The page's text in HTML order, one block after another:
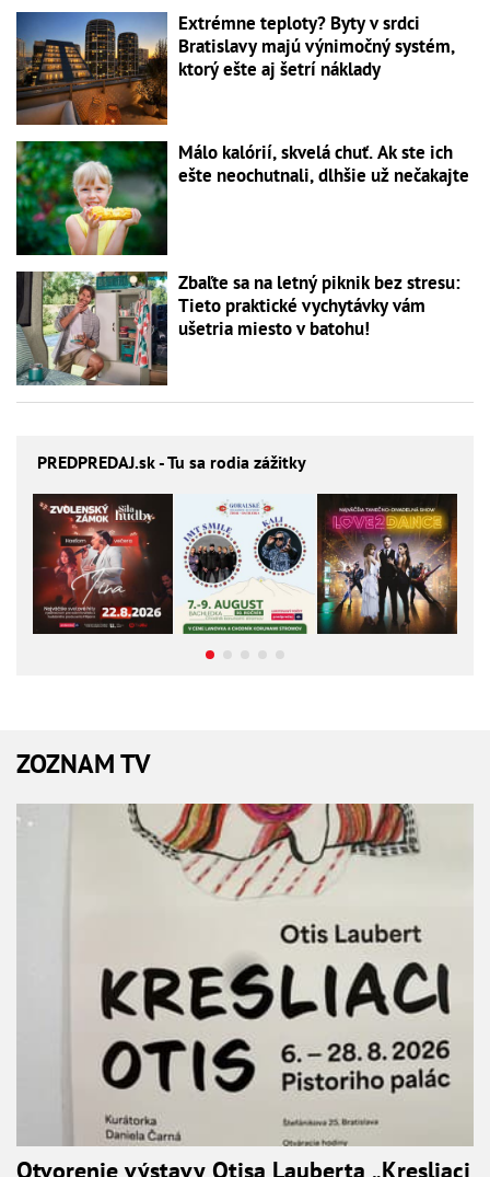
Extrémne teploty? Byty v srdci
Bratislavy majú výnimočný systém,
ktorý ešte aj šetrí náklady
Málo kalórií, skvelá chuť. Ak ste ich
ešte neochutnali, dlhšie už nečakajte
Zbaľte sa na letný piknik bez stresu:
Tieto praktické vychytávky vám
ušetria miesto v batohu!
PREDPREDAJ.sk - Tu sa rodia zážitky
ZOZNAM TV
Otvorenie výstavy Otisa Lauberta „Kresliaci